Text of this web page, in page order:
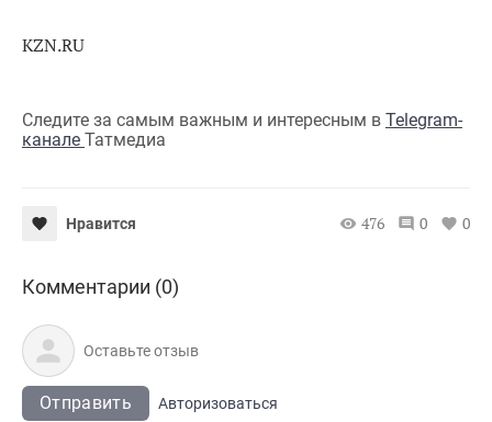
KZN.RU
Следите за самым важным и интересным в Telegram-
канале Татмедиа
Нравится 476 0 0
Комментарии (0)
Отправить
Авторизоваться